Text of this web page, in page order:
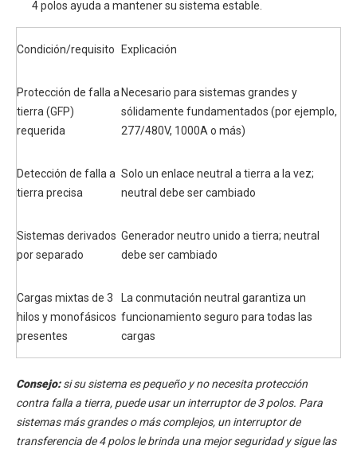
4 polos ayuda a mantener su sistema estable.
Condición/requisito Explicación
Protección de falla a
tierra (GFP)
requerida
Necesario para sistemas grandes y
sólidamente fundamentados (por ejemplo,
277/480V, 1000A o más)
Detección de falla a
tierra precisa
Solo un enlace neutral a tierra a la vez;
neutral debe ser cambiado
Sistemas derivados
por separado
Generador neutro unido a tierra; neutral
debe ser cambiado
Cargas mixtas de 3
hilos y monofásicos
presentes
La conmutación neutral garantiza un
funcionamiento seguro para todas las
cargas
Consejo:si su sistema es pequeño y no necesita protección
contra falla a tierra, puede usar un interruptor de 3 polos. Para
sistemas más grandes o más complejos, un interruptor de
transferencia de 4 polos le brinda una mejor seguridad y sigue las